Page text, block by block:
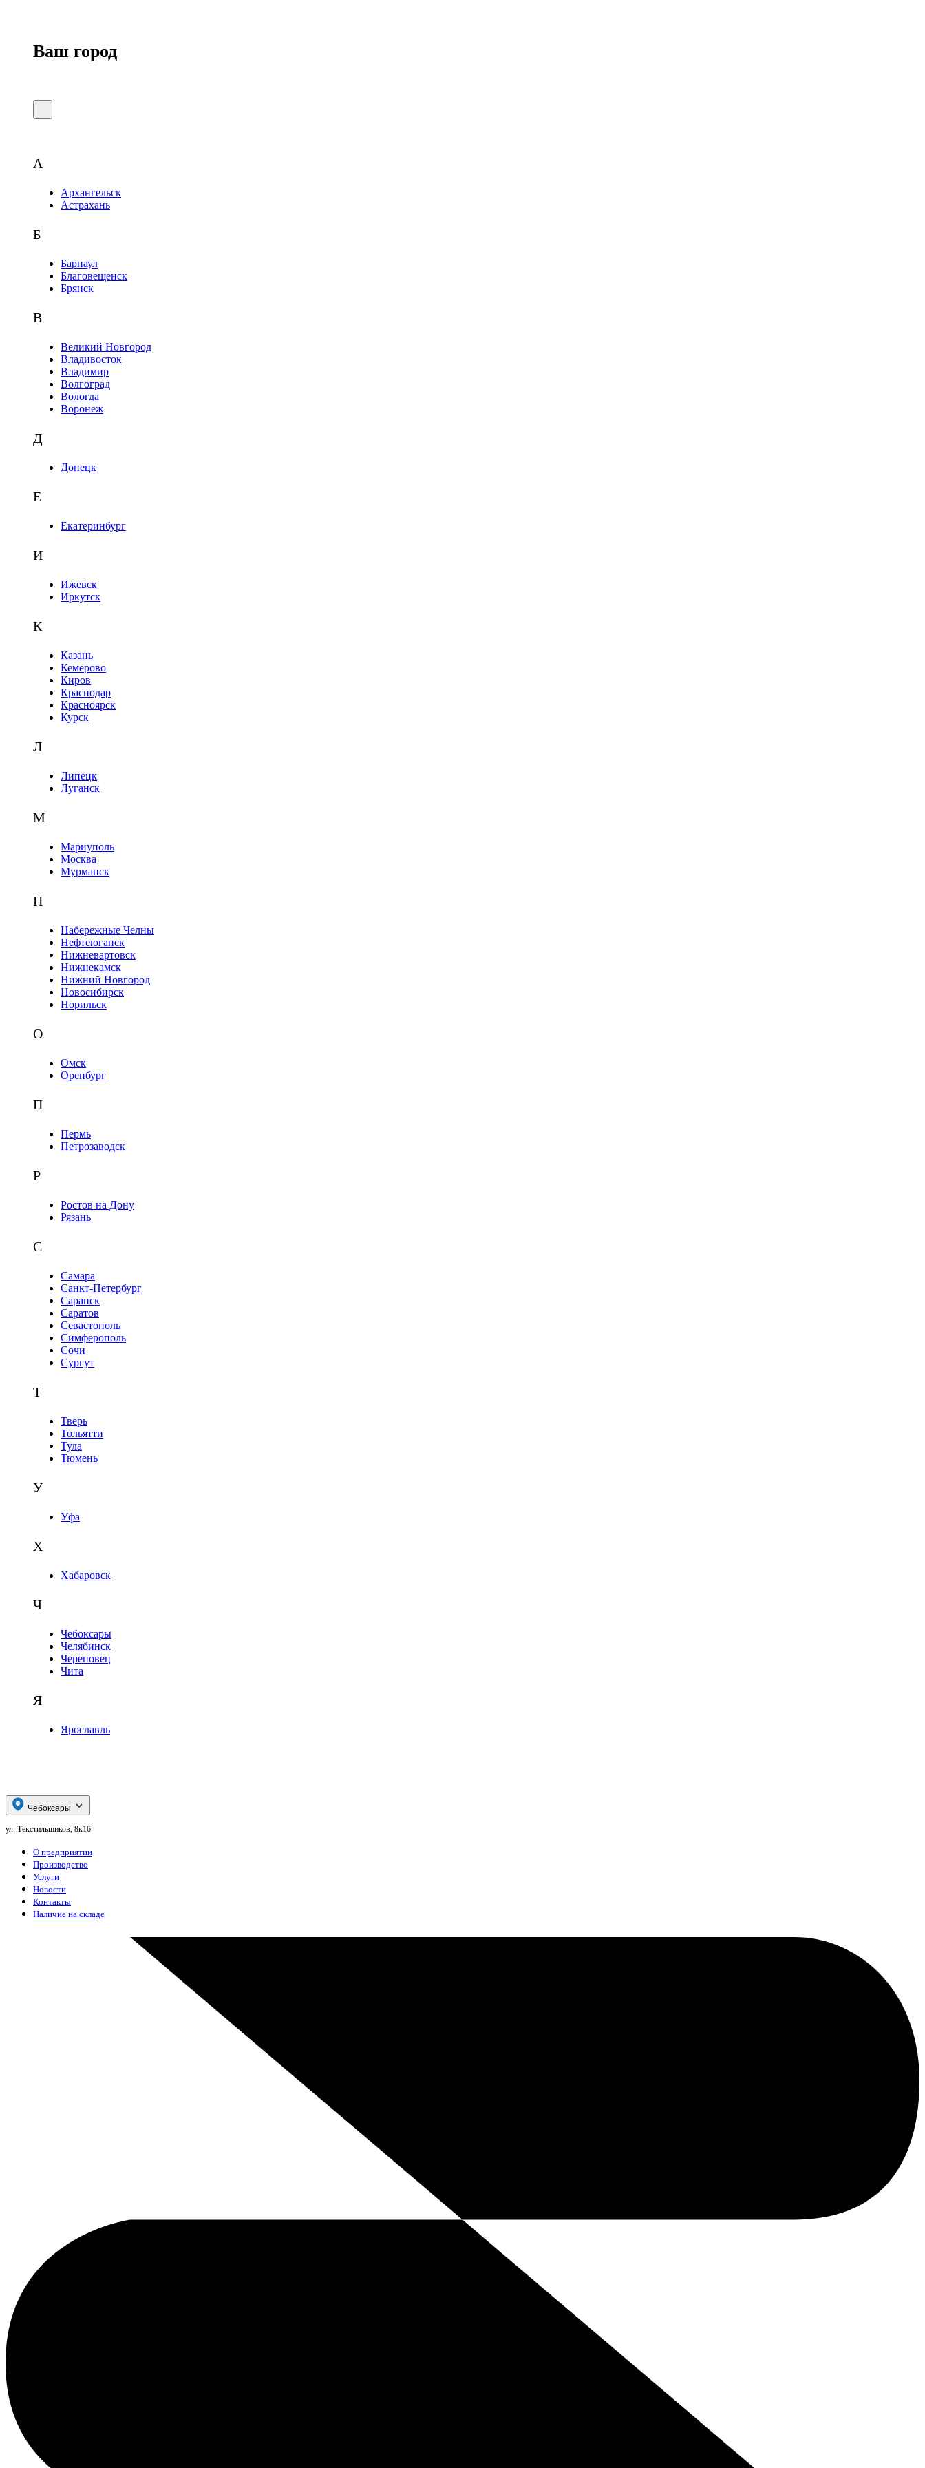
Ваш город
А
Архангельск
Астрахань
Б
Барнаул
Благовещенск
Брянск
В
Великий Новгород
Владивосток
Владимир
Волгоград
Вологда
Воронеж
Д
Донецк
Е
Екатеринбург
И
Ижевск
Иркутск
К
Казань
Кемерово
Киров
Краснодар
Красноярск
Курск
Л
Липецк
Луганск
М
Мариуполь
Москва
Мурманск
Н
Набережные Челны
Нефтеюганск
Нижневартовск
Нижнекамск
Нижний Новгород
Новосибирск
Норильск
О
Омск
Оренбург
П
Пермь
Петрозаводск
Р
Ростов на Дону
Рязань
С
Самара
Санкт-Петербург
Саранск
Саратов
Севастополь
Симферополь
Сочи
Сургут
Т
Тверь
Тольятти
Тула
Тюмень
У
Уфа
Х
Хабаровск
Ч
Чебоксары
Челябинск
Череповец
Чита
Я
Ярославль
Чебоксары
ул. Текстильщиков, 8к16
О предприятии
Производство
Услуги
Новости
Контакты
Наличие на складе